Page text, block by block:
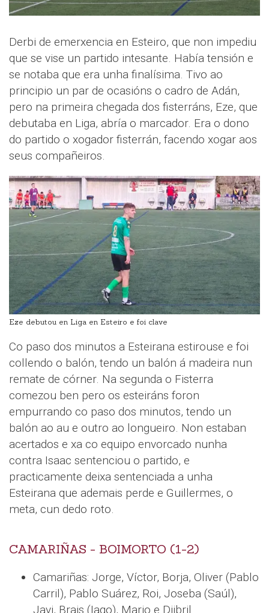
Derbi de emerxencia en Esteiro, que non impediu
que se vise un partido intesante. Había tensión e
se notaba que era unha finalísima. Tivo ao
principio un par de ocasións o cadro de Adán,
pero na primeira chegada dos fisterráns, Eze, que
debutaba en Liga, abría o marcador. Era o dono
do partido o xogador fisterrán, facendo xogar aos
seus compañeiros.
Eze debutou en Liga en Esteiro e foi clave
Co paso dos minutos a Esteirana estirouse e foi
collendo o balón, tendo un balón á madeira nun
remate de córner. Na segunda o Fisterra
comezou ben pero os esteiráns foron
empurrando co paso dos minutos, tendo un
balón ao au e outro ao longueiro. Non estaban
acertados e xa co equipo envorcado nunha
contra Isaac sentenciou o partido, e
practicamente deixa sentenciada a unha
Esteirana que ademais perde e Guillermes, o
meta, cun dedo roto.
CAMARIÑAS - BOIMORTO (1-2)
Camariñas: Jorge, Víctor, Borja, Oliver (Pablo
Carril), Pablo Suárez, Roi, Joseba (Saúl),
Javi, Brais (Iago), Mario e Djibril.